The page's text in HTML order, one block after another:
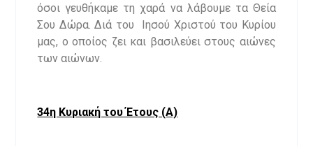
όσοι γευθήκαμε τη χαρά να λάβουμε τα Θεία
Σου Δώρα. Διά του Ιησού Χριστού του Κυρίου
μας, ο οποίος ζει και βασιλεύει στους αιώνες
των αιώνων.
34η Κυριακή του Έτους (Α)